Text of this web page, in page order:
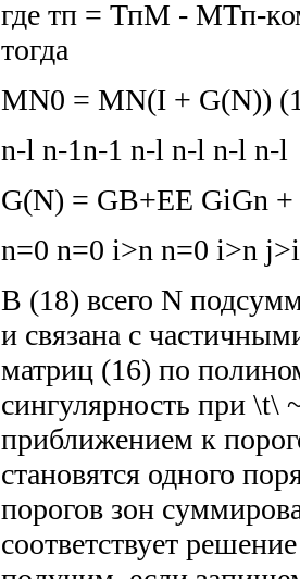
где тп = ТпМ - МТп-
тогда
MN0 = MN(I + G(N))
n-l n-1n-1 n-l n-l n-l n-l
G(N) = GB+EE GiGn
n=0 n=0 i>n n=0 i>n
В (18) всего N
и связана с
матриц (16) по
сингулярность при \t\
приближением к
становятся одного
порогов зон
соответствует